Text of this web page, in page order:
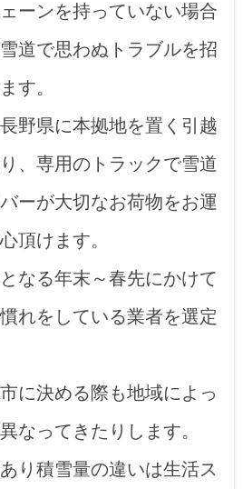
ーンを持っていない場合
道で思わぬトラブルを招
す。
野県に本拠地を置く引越
、専用のトラックで雪道
ーが大切なお荷物をお運
頂けます。
なる年末～春先にかけて
れをしている業者を選定
に決める際も地域によっ
なってきたりします。
り積雪量の違いは生活ス